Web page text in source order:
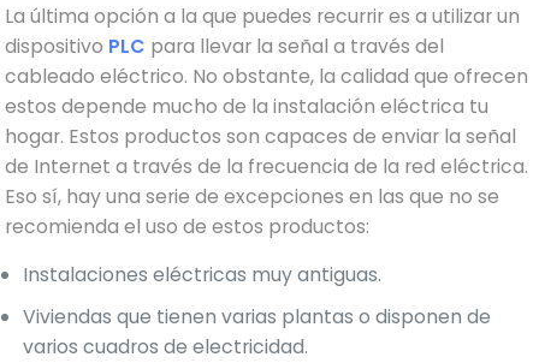
La última opción a la que puedes recurrir es a utilizar un
dispositivo PLC para llevar la señal a través del
cableado eléctrico. No obstante, la calidad que ofrecen
estos depende mucho de la instalación eléctrica tu
hogar. Estos productos son capaces de enviar la señal
de Internet a través de la frecuencia de la red eléctrica.
Eso sí, hay una serie de excepciones en las que no se
recomienda el uso de estos productos:
Instalaciones eléctricas muy antiguas.
Viviendas que tienen varias plantas o disponen de
varios cuadros de electricidad.